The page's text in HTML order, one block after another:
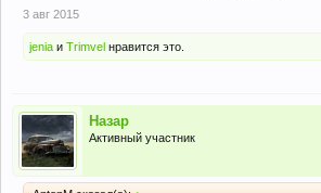
3 авг 2015
jenia и Trimvel нравится это.
Назар
Активный участник